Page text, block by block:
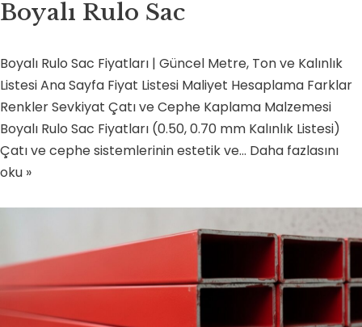
Boyalı Rulo Sac
Boyalı Rulo Sac Fiyatları | Güncel Metre, Ton ve Kalınlık
Listesi Ana Sayfa Fiyat Listesi Maliyet Hesaplama Farklar
Renkler Sevkiyat Çatı ve Cephe Kaplama Malzemesi
Boyalı Rulo Sac Fiyatları (0.50, 0.70 mm Kalınlık Listesi)
Çatı ve cephe sistemlerinin estetik ve… Daha fazlasını
oku »